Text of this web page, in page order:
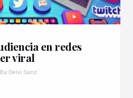
en redes
viral
By Deivi Sanz